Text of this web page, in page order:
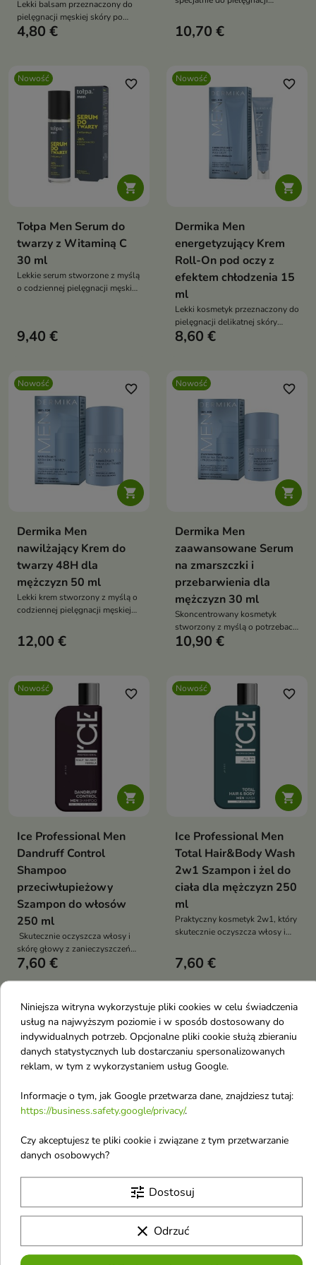
Lekki balsam przeznaczony do
pielęgnacji męskiej skóry po
goleniu.
4,80 € 10,70 €
Nowość

favorite_border
Tołpa Men Serum do
twarzy z Witaminą C
30 ml
Lekkie serum stworzone z myślą
o codziennej pielęgnacji męskiej
9,40 €
Nowość

favorite_border
Dermika Men
energetyzujący Krem
Roll-On pod oczy z
efektem chłodzenia 15
ml
Lekki kosmetyk przeznaczony do
pielęgnacji delikatnej skóry
wokół oczu.
8,60 €
Nowość

favorite_border
Dermika Men
nawilżający Krem do
twarzy 48H dla
mężczyzn 50 ml
Lekki krem stworzony z myślą o
codziennej pielęgnacji męskiej
12,00 €
Nowość

favorite_border
Dermika Men
zaawansowane Serum
na zmarszczki i
przebarwienia dla
mężczyzn 30 ml
Skoncentrowany kosmetyk
stworzony z myślą o potrzebach
męskiej skóry.
10,90 €
Nowość

favorite_border
Ice Professional Men
Dandruff Control
Shampoo
przeciwłupieżowy
Szampon do włosów
250 ml
Skutecznie oczyszcza włosy i
skórę głowy z zanieczyszczeń
oraz nadmiaru sebum.
7,60 €
Nowość

favorite_border
Ice Professional Men
Total Hair&Body Wash
2w1 Szampon i żel do
ciała dla mężczyzn 250
ml
Praktyczny kosmetyk 2w1, który
skutecznie oczyszcza włosy i
pielęgnacji.
7,60 €

favorite_border
Aquaselin Forte Men
Antyperspirant-kuracja
potliwości Roll-on 50
kuracja dla mężczyzn,
energetyzujący Żel pod
prysznic 300 ml
Energetyzujący Żel Pod Prysznic
3w1 skutecznie oczyszcza
twarz, ciało i włosy, wspiera
nawilżenie skóry oraz zapewnia
długotrwałe uczucie świeżości
Niniejsza witryna wykorzystuje pliki cookies w celu świadczenia
usług na najwyższym poziomie i w sposób dostosowany do
indywidualnych potrzeb. Opcjonalne pliki cookie służą zbieraniu
danych statystycznych lub dostarczaniu spersonalizowanych
reklam, w tym z wykorzystaniem usług Google.
Informacje o tym, jak Google przetwarza dane, znajdziesz tutaj:
https://business.safety.google/privacy/.
Czy akceptujesz te pliki cookie i związane z tym przetwarzanie
danych osobowych?
tune Dostosuj
clear Odrzuć